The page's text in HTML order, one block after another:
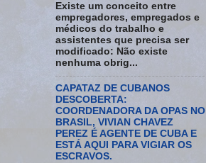
Existe um conceito entre
empregadores, empregados e
médicos do trabalho e
assistentes que precisa ser
modificado: Não existe
nenhuma obrig...
CAPATAZ DE CUBANOS
DESCOBERTA:
COORDENADORA DA OPAS NO
BRASIL, VIVIAN CHAVEZ
PEREZ É AGENTE DE CUBA E
ESTÁ AQUI PARA VIGIAR OS
ESCRAVOS.